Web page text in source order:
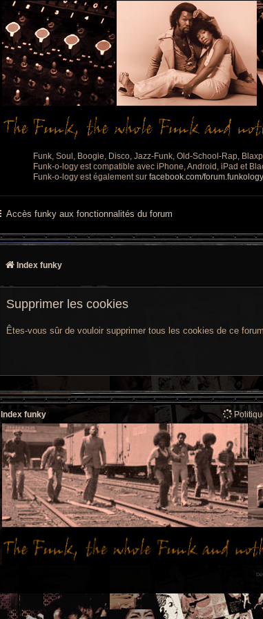
Funk, Soul, Boogie, Disco, Jazz-Funk, Old-School-Rap,
Funk-o-logy est compatible avec iPhone, Android, iPad et
Funk-o-logy est également sur facebook.com/forum.funkology
Accès funky aux fonctionnalités du forum
Index funky
Supprimer les cookies
Êtes-vous sûr de vouloir supprimer tous les cookies de ce
Index funky